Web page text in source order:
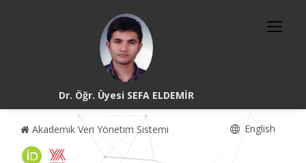
Dr. Öğr. Üyesi SEFA ELDEMİR
Akademik Veri Yönetim Sistemi English